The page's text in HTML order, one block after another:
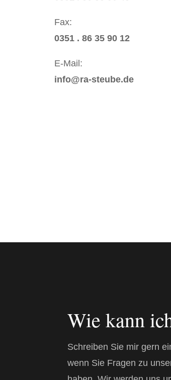
Fax:
0351 . 86 35 90 12
E-Mail:
info@ra-steube.de
Wie kann
Schreiben Sie mir gern
wenn Sie Fragen zu